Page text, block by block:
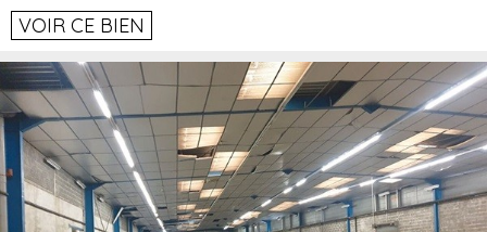
VOIR CE BIEN